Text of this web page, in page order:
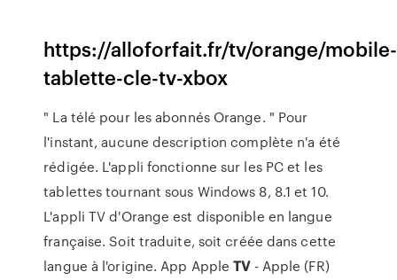
https://alloforfait.fr/tv/orange/mobile-
tablette-cle-tv-xbox
" La télé pour les abonnés Orange. " Pour
l'instant, aucune description complète n'a été
rédigée. L'appli fonctionne sur les PC et les
tablettes tournant sous Windows 8, 8.1 et 10.
L'appli TV d'Orange est disponible en langue
française. Soit traduite, soit créée dans cette
langue à l'origine. App AppleTV- Apple (FR)